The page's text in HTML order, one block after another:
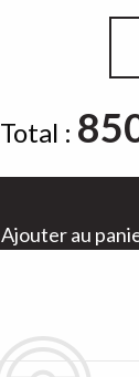
Total :
Ajouter au